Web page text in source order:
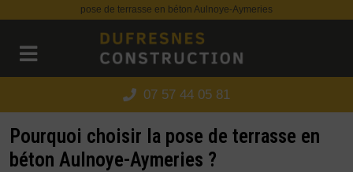
pose de terrasse en béton Aulnoye-Aymeries
07 57 44 05 81
Pourquoi choisir la pose de terrasse en
béton Aulnoye-Aymeries ?
Panneau de gestion des cookies